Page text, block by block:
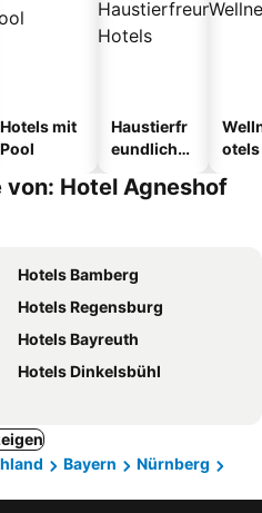
Hotels mit
Pool
Haustierfr
eundliche
otels
von: Hotel Agneshof
Hotels Bamberg
Hotels Regensburg
Hotels Bayreuth
Hotels Dinkelsbühl
Bayern
Nürnberg